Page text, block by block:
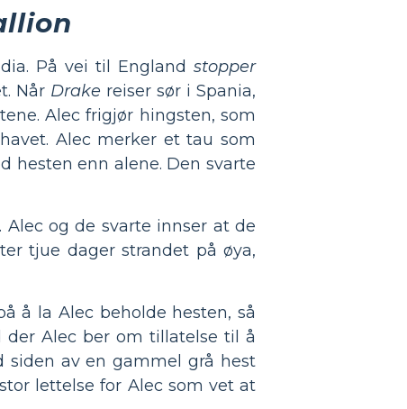
På vei til England stopper
Når Drake reiser sør i Spania,
Alec frigjør hingsten, som
Alec merker et tau som
hesten enn alene. Den svarte
og de svarte innser at de
tjue dager strandet på øya,
å la Alec beholde hesten, så
der Alec ber om tillatelse til å
siden av en gammel grå hest
lettelse for Alec som vet at